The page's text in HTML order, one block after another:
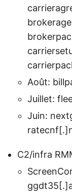
Août:
Juillet:
Juin:
C2/infra